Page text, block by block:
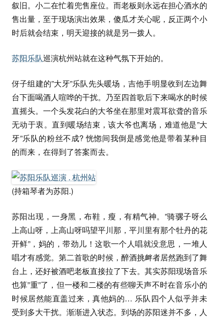
叙旧。小二在忙着兜售座位。而老板则永远在担心酒水的
售出量，至于现场演出效果，傻瓜才关心呢，反正两个小
时后就会结束，明天迎接的就是另一拨人。
苏阳乐队巡演杭州站就在这种气氛下开始的。
伢子组建的”大牙”乐队先头暖场，吉他手明显收到左边舞
台下面喝酒人喧哗的干扰。乃至四首歌后下来喝水的时候
直摇头。一个头发花白的大爷坐在那里对震耳欲聋的音乐
无动于衷。直到暖场结束，该大爷也离场，难道他是”大
牙”乐队的粉丝不成? 恍惚间我倒是感觉他是带着某种目
的而来，在得到了答案而去。
(持箱琴者为苏阳.)
苏阳出现，一身黑，布鞋，瘦，有精气神。”骑骡子呀么
上高山呀，上高山呀吗望平川那，平川里有那个牡丹的花
开鲜”，妈的，带劲儿！这歌一个人唱就没意思，一堆人
唱才有感觉。第二首歌的时候，醉酒挑衅者居然跑到了舞
台上，还好被酒吧老板直接拉了下去。其实苏阳现场音乐
也算”重”了，但一楼和二楼的有些聊天声不时在音乐小的
时候居然能直盖过来，真他妈的… 乐队四个人似乎并未
受到多大干扰。渐渐进入状态。到场的苏阳迷并不多，人